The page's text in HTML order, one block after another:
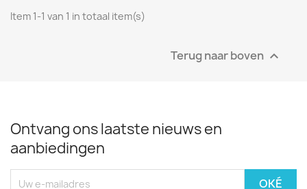
Item 1-1 van 1 in totaal item(s)
Terug naar boven 
Ontvang ons laatste nieuws en
aanbiedingen